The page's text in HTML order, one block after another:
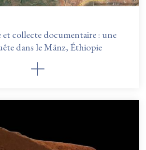
et collecte documentaire : une
dans le Mänz, Éthiopie